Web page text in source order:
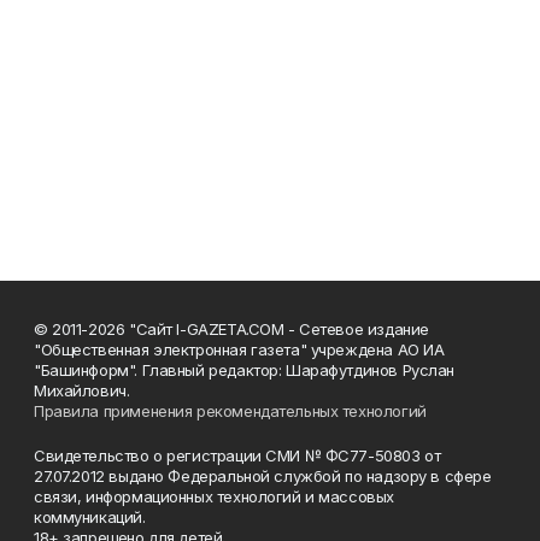
© 2011-2026 "Сайт I-GAZETA.COM - Сетевое издание
"Общественная электронная газета" учреждена АО ИА
"Башинформ". Главный редактор: Шарафутдинов Руслан
Михайлович.
Правила применения рекомендательных технологий
Свидетельство о регистрации СМИ № ФС77-50803 от
27.07.2012 выдано Федеральной службой по надзору в сфере
связи, информационных технологий и массовых
коммуникаций.